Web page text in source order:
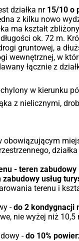
działka nr 15/10 o
z kilku nowo
ma kształt
ok. 72 m.
gruntowej, a
wewnętrznej, w
łącznie z
w kierunku
z nielicznymi,
obowiązującym
- teren
usług
terenu i
-do 2 kondygnacji
nie wyżej niż 10,5
-do 10%